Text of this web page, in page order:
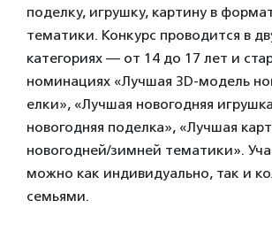
поделку, игрушку, картину в
тематики. Конкурс проводится в
категориях — от 14 до 17 лет и
номинациях «Лучшая 3D-модель
елки», «Лучшая новогодняя
новогодняя поделка», «Лучшая
новогодней/зимней тематики».
можно как индивидуально, так и
семьями.